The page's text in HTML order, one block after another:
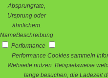
Absprungrate,
Ursprung oder
ähnlichem.
NameBeschreibung
Performance
Performance Cookies sammeln
Webseite nutzen. Beispielsweise
lange besuchen, die Ladezeit